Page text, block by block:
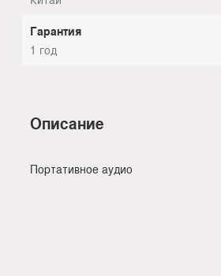
Гарантия
1 год
Описание
Портативное аудио